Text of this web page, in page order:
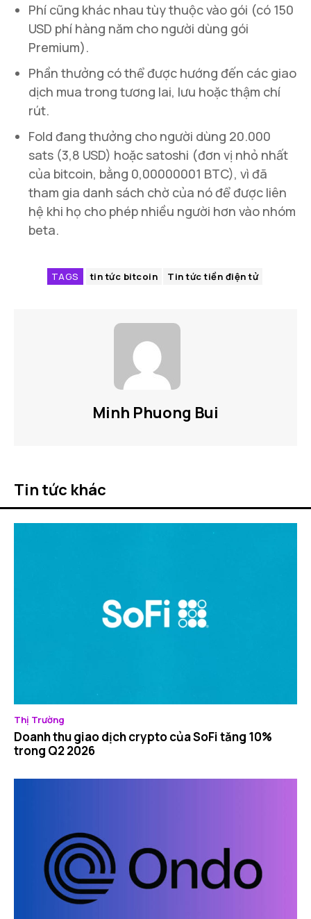
Phí cũng khác nhau tùy thuộc vào gói (có 150
USD phí hàng năm cho người dùng gói
Premium).
Phần thưởng có thể được hướng đến các giao
dịch mua trong tương lai, lưu hoặc thậm chí
rút.
Fold đang thưởng cho người dùng 20.000
sats (3,8 USD) hoặc satoshi (đơn vị nhỏ nhất
của bitcoin, bằng 0,00000001 BTC), vì đã
tham gia danh sách chờ của nó để được liên
hệ khi họ cho phép nhiều người hơn vào nhóm
beta.
TAGS tin tức bitcoin Tin tức tiền điện tử
Minh Phuong Bui
Tin tức khác
Thị Trường
Doanh thu giao dịch crypto của SoFi tăng 10%
trong Q2 2026